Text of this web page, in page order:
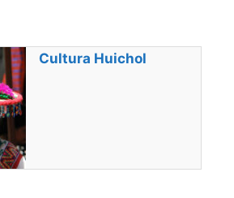
Cultura Huichol